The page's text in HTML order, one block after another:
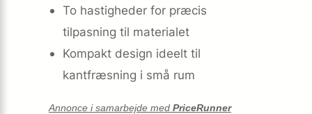
To hastigheder for præcis
tilpasning til materialet
Kompakt design ideelt til
kantfræsning i små rum
Annonce i samarbejde med PriceRunner